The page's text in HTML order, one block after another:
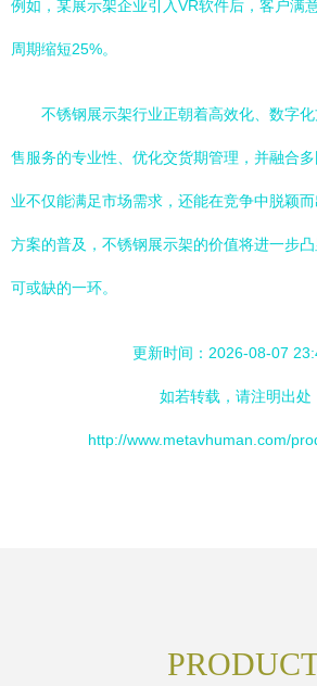
例如，某展示架企业引入VR软件后，客户满
周期缩短25%。
不锈钢展示架行业正朝着高效化、数字
售服务的专业性、优化交货期管理，并融合
业不仅能满足市场需求，还能在竞争中脱颖
方案的普及，不锈钢展示架的价值将进一步
可或缺的一环。
更新时间：2026-08-07
如若转载，请注明出处
http://www.metavhuman.com/